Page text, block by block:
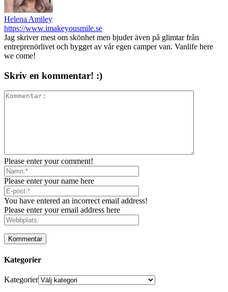
Helena Amiley
https://www.imakeyousmile.se
Jag skriver mest om skönhet men bjuder även på glimtar från
entreprenörlivet och bygget av vår egen camper van. Vanlife here
we come!
Skriv en kommentar! :)
Please enter your comment!
Please enter your name here
You have entered an incorrect email address!
Please enter your email address here
Kategorier
Kategorier